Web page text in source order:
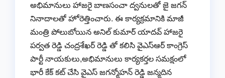
అభిమానులు హాజరై బాణసంచా ద్వనులతో జై జగన్
నినాదాలతో హోరెత్తించారు. ఈ కార్యక్రమానికి మాజీ
మంత్రి పోలుబోయిన అనిల్ కుమార్ యాదవ్ హాజరై
పర్వత రెడ్డి చంద్రశేఖర్ రెడ్డి తో కలిసి వైఎస్ఆర్ కాంగ్రెస్
పార్టీ నాయకులు,అభిమానులు కార్యకర్తల సమక్షంలో
భారీ కేక్ కట్ చేసి వైఎస్ జగన్మోహన్ రెడ్డి జన్మదిన